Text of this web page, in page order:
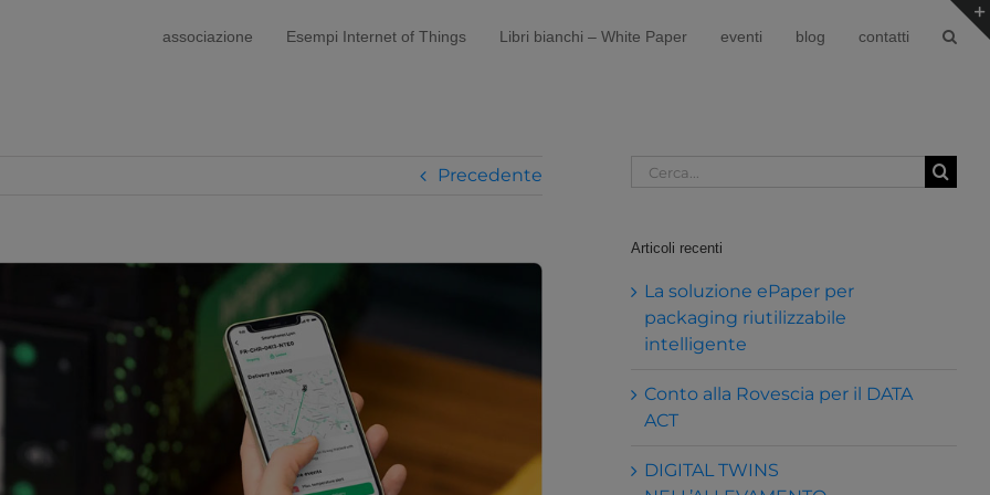
associazione Esempi Internet of Things Libri bianchi – White Paper eventi blog contatti
Precedente
Cerca
Articoli recenti
La soluzione ePaper per
packaging riutilizzabile
intelligente
Conto alla Rovescia per il DATA
ACT
DIGITAL TWINS